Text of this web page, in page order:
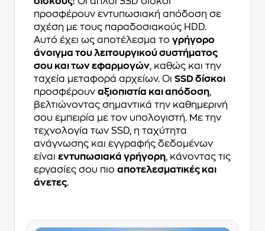
προσφέρουν εντυπωσιακή απόδοση σε
σχέση με τους παραδοσιακούς HDD.
Αυτό έχει ως αποτέλεσμα το γρήγορο
άνοιγμα του λειτουργικού συστήματος
σου και των εφαρμογών, καθώς και την
ταχεία μεταφορά αρχείων. Οι SSD δίσκοι
προσφέρουν αξιοπιστία και απόδοση,
βελτιώνοντας σημαντικά την καθημερινή
σου εμπειρία με τον υπολογιστή. Με την
τεχνολογία των SSD, η ταχύτητα
ανάγνωσης και εγγραφής δεδομένων
είναι εντυπωσιακά γρήγορη, κάνοντας τις
εργασίες σου πιο αποτελεσματικές και
άνετες.